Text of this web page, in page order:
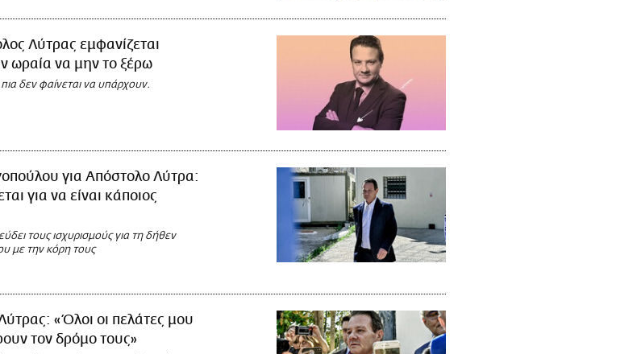
Λύτρας εμφανίζεται
ωραία να μην το ξέρω
δεν φαίνεται να υπάρχουν.
για Απόστολο Λύτρα:
για να είναι κάποιος
τους ισχυρισμούς για τη δήθεν
με την κόρη τους
«Όλοι οι πελάτες μου
τον δρόμο τους»